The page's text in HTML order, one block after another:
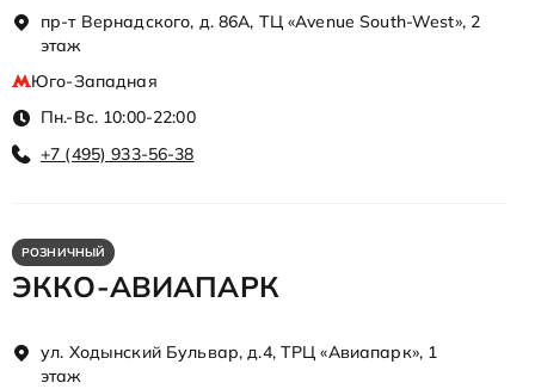
пр-т Вернадского, д. 86А, ТЦ «Avenue South-West», 2
этаж
Юго-Западная
Пн.-Вс. 10:00-22:00
+7 (495) 933-56-38
РОЗНИЧНЫЙ
ЭККО-АВИАПАРК
ул. Ходынский Бульвар, д.4, ТРЦ «Авиапарк», 1
этаж